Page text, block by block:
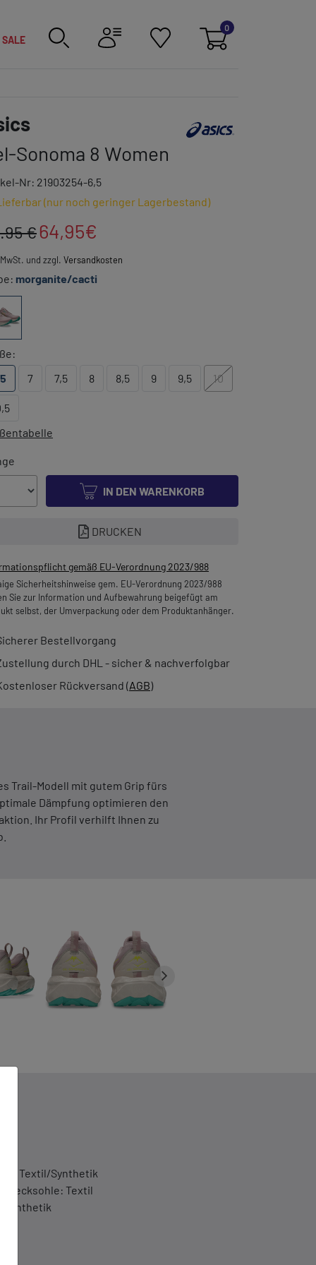
0
SALE
Sonoma 8 Women
Nr: 21903254-6,5
(nur noch geringer Lagerbestand)
€64,95€
und zzgl. Versandkosten
morganite/cacti
7 7,5 8 8,5 9 9,5 10
IN DEN WARENKORB
DRUCKEN
gemäß EU-Verordnung 2023/988
Sicherheitshinweise gem. EU-Verordnung 2023/988
Sie zur Information und Aufbewahrung beigefügt am
selbst, der Umverpackung oder dem Produktanhänger.
Bestellvorgang
durch DHL - sicher & nachverfolgbar
Rückversand (AGB)
Trail-Modell mit gutem Grip fürs
Dämpfung optimieren den
Ihr Profil verhilft Ihnen zu
Textil/Synthetik
Decksohle: Textil
Synthetik